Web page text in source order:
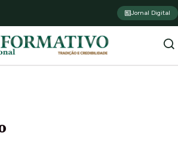
Jornal Digital